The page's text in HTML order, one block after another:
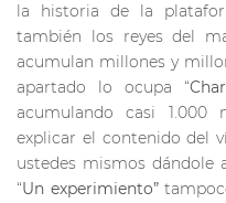
la historia de la
también los reyes del
acumulan millones y
apartado lo ocupa “
acumulando casi 1.000
explicar el contenido del
ustedes mismos dándole
“Un experimiento”